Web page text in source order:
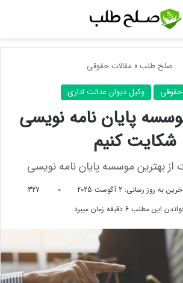
صلح طلب » مقالات حقوقی
حقوقی وکیل دیوان عدالت اداری
پایان نامه نویسی
شکایت کنیم
از بهترین موسسه پایان نامه نویسی
به روز رسانی: 2 آگوست 2025 0
327
این مطلب 6 دقیقه زمان میبرد